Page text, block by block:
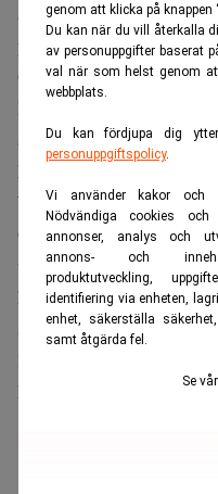
genom att klicka på knappen
Du kan när du vill återkalla
av personuppgifter baserat
val när som helst genom
webbplats.
Du kan fördjupa dig
personuppgiftspolicy.
Vi använder kakor och
Nödvändiga cookies
annonser, analys och
annons- och
produktutveckling,
identifiering via enheten,
enhet, säkerställa
samt åtgärda fel.
Se
användning skadade
pekade även på att
Google Translate för att
Bankomat uppgav i
andra kvartalet 2024
kronor i varumärket
Varit känt i 50 års tid
Google svarade genom
varumärken och
hänvisningen att ordet
särskiljningsförmåga
Domstolen har nu gått på